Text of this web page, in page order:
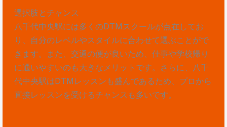
選択肢とチャンス
八千代中央駅には多くのDTMスクールが点在してお
り、自分のレベルやスタイルに合わせて選ぶことがで
きます。また、交通の便が良いため、仕事や学校帰り
に通いやすいのも大きなメリットです。さらに、八千
代中央駅はDTMレッスンも盛んであるため、プロから
直接レッスンを受けるチャンスも多いです。